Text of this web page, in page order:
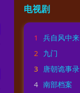
电视剧
1
兵自风中来
2 九门
3 唐朝诡事录
4 南部档案